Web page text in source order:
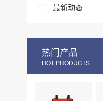
最新动态
热门产品
HOT PRODUCTS